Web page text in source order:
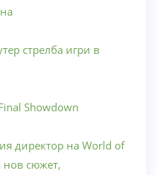
стрелба игри в
Showdown
директор на World of
нов сюжет,